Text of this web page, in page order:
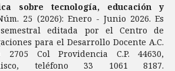
sobre tecnología, educación y
25 (2026): Enero - Junio 2026. Es
editada por el Centro de
para el Desarrollo Docente A.C.
2705 Col Providencia C.P. 44630,
teléfono 33 1061 8187.